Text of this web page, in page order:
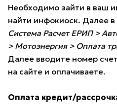
Необходимо зайти в ваш
найти инфокиоск. Далее
Система Расчет ЕРИП >
> Мотоэнергия > Оплата
Далее вводите номер
на сайте и оплачиваете.
Оплата кредит/